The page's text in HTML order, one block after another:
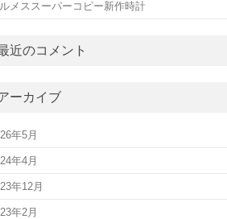
メススーパーコピー新作時計
近のコメント
ーカイブ
年5月
年4月
年12月
年2月